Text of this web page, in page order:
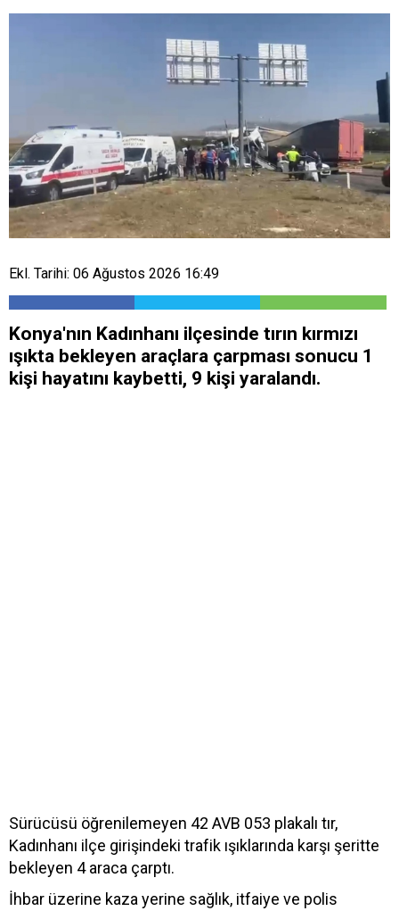
Ekl. Tarihi: 06 Ağustos 2026 16:49
Konya'nın Kadınhanı ilçesinde tırın kırmızı
ışıkta bekleyen araçlara çarpması sonucu 1
kişi hayatını kaybetti, 9 kişi yaralandı.
Sürücüsü öğrenilemeyen 42 AVB 053 plakalı tır,
Kadınhanı ilçe girişindeki trafik ışıklarında karşı şeritte
bekleyen 4 araca çarptı.
İhbar üzerine kaza yerine sağlık, itfaiye ve polis